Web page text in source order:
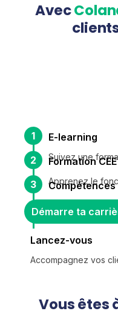
Avec
1 E-learning
Suivez une
2 Formation CEE
Apprenez le
3 Compétences
Maîtrisez les
Démarre ta
Lancez-vous
Accompagnez vos
Vous êtes